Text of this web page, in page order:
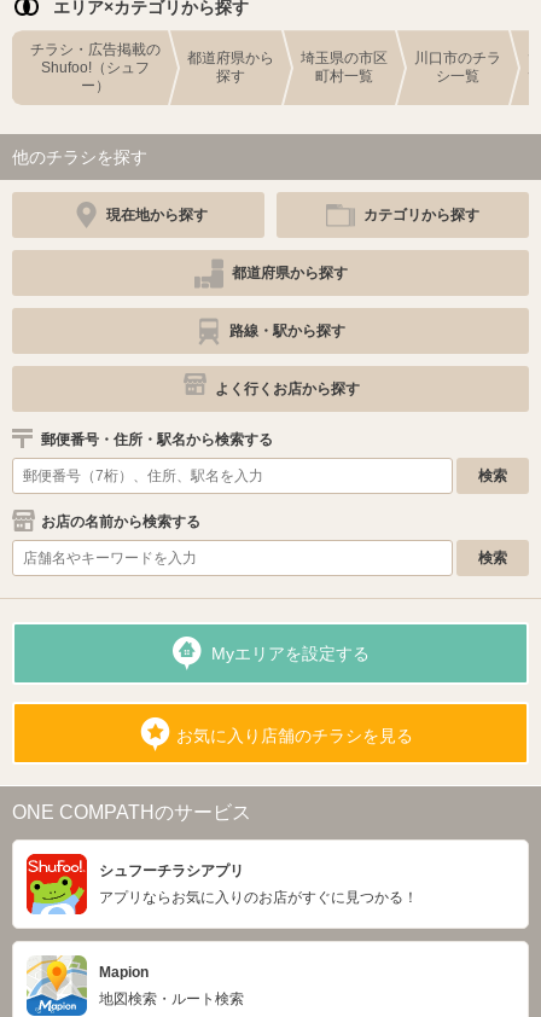
エリア×カテゴリから探す
チラシ・広告掲載の
Shufoo!（シュフ
ー）
都道府県から
探す
埼玉県の市区
町村一覧
川口市のチラ
シ一覧
他のチラシを探す
現在地から探す カテゴリから探す
都道府県から探す
路線・駅から探す
よく行くお店から探す
郵便番号・住所・駅名から検索する
お店の名前から検索する
Myエリアを設定する
お気に入り店舗のチラシを見る
ONE COMPATHのサービス
シュフーチラシアプリ
アプリならお気に入りのお店がすぐに見つかる！
Mapion
地図検索・ルート検索